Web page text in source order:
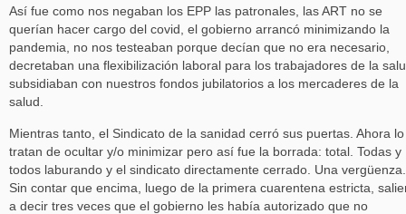
Así fue como nos negaban los EPP las patronales, las ART no se
querían hacer cargo del covid, el gobierno arrancó minimizando la
pandemia, no nos testeaban porque decían que no era necesario,
decretaban una flexibilización laboral para los trabajadores de la
subsidiaban con nuestros fondos jubilatorios a los mercaderes de la
salud.
Mientras tanto, el Sindicato de la sanidad cerró sus puertas. Ahora lo
tratan de ocultar y/o minimizar pero así fue la borrada: total. Todas y
todos laburando y el sindicato directamente cerrado. Una vergüenza.
Sin contar que encima, luego de la primera cuarentena estricta,
a decir tres veces que el gobierno les había autorizado que no